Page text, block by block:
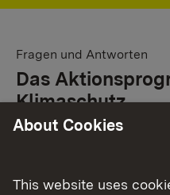
Fragen und Antworten
Das
Klimaschutz